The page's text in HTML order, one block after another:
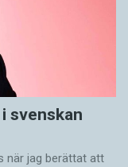
svenskan
när jag berättat att